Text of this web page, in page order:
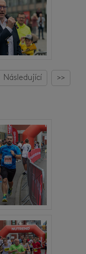
Následující >>